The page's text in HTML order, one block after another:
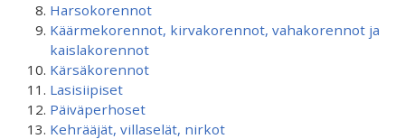
Harsokorennot
Käärmekorennot, kirvakorennot, vahakorennot ja
kaislakorennot
Kärsäkorennot
Lasisiipiset
Päiväperhoset
Kehrääjät, villaselät, nirkot